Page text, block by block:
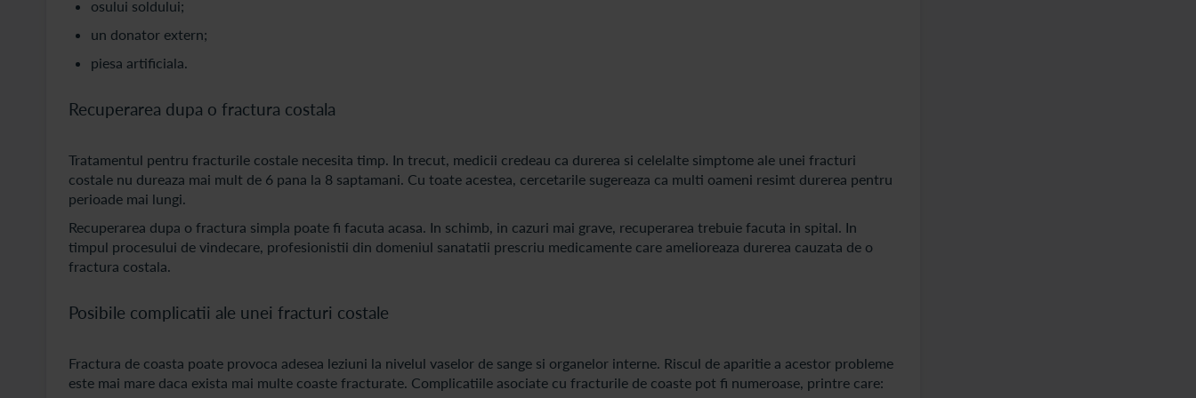
osului soldului;
un donator extern;
piesa artificiala.
Recuperarea dupa o fractura costala
Tratamentul pentru fracturile costale necesita timp. In trecut, medicii credeau ca durerea si celelalte simptome ale unei fracturi
costale nu dureaza mai mult de 6 pana la 8 saptamani. Cu toate acestea, cercetarile sugereaza ca multi oameni resimt durerea pentru
perioade mai lungi.
Recuperarea dupa o fractura simpla poate fi facuta acasa. In schimb, in cazuri mai grave, recuperarea trebuie facuta in spital. In
timpul procesului de vindecare, profesionistii din domeniul sanatatii prescriu medicamente care amelioreaza durerea cauzata de o
fractura costala.
Posibile complicatii ale unei fracturi costale
Fractura de coasta poate provoca adesea leziuni la nivelul vaselor de sange si organelor interne. Riscul de aparitie a acestor probleme
este mai mare daca exista mai multe coaste fracturate. Complicatiile asociate cu fracturile de coaste pot fi numeroase, printre care: